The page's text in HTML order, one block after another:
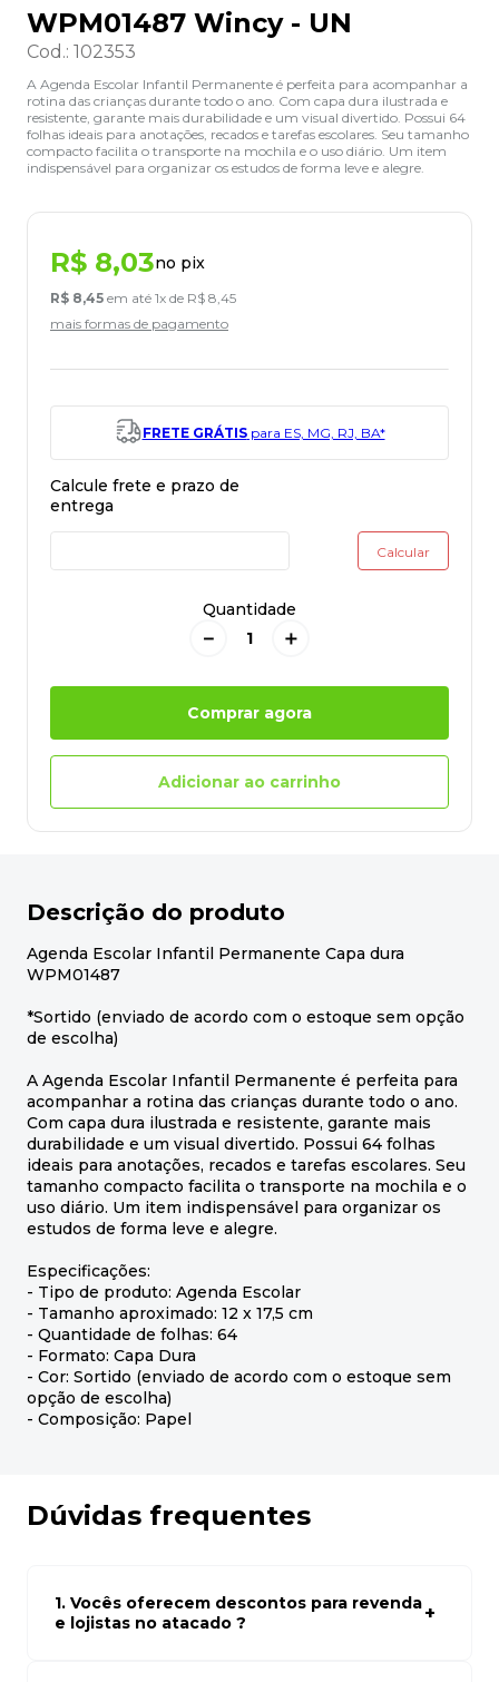
WPM01487 Wincy - UN
Cod.: 102353
A Agenda Escolar Infantil Permanente é perfeita para acompanhar a
rotina das crianças durante todo o ano. Com capa dura ilustrada e
resistente, garante mais durabilidade e um visual divertido. Possui 64
folhas ideais para anotações, recados e tarefas escolares. Seu tamanho
compacto facilita o transporte na mochila e o uso diário. Um item
indispensável para organizar os estudos de forma leve e alegre.
R$ 8,03no pix
R$ 8,45 em até 1x de R$ 8,45
mais formas de pagamento
FRETE GRÁTISpara ES, MG, RJ, BA*
Quantidade
＋
－
Comprar agora
Adicionar ao carrinho
Descrição do produto
Agenda Escolar Infantil Permanente Capa dura
WPM01487
*Sortido (enviado de acordo com o estoque sem opção
de escolha)
A Agenda Escolar Infantil Permanente é perfeita para
acompanhar a rotina das crianças durante todo o ano.
Com capa dura ilustrada e resistente, garante mais
durabilidade e um visual divertido. Possui 64 folhas
ideais para anotações, recados e tarefas escolares. Seu
tamanho compacto facilita o transporte na mochila e o
uso diário. Um item indispensável para organizar os
estudos de forma leve e alegre.
Especificações:
- Tipo de produto: Agenda Escolar
- Tamanho aproximado: 12 x 17,5 cm
- Quantidade de folhas: 64
- Formato: Capa Dura
- Cor: Sortido (enviado de acordo com o estoque sem
opção de escolha)
- Composição: Papel
Dúvidas frequentes
1. Vocês oferecem descontos para revenda
e lojistas no atacado ?